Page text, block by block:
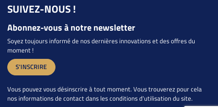
SUIVEZ-NOUS !
Abonnez-vous à notre newsletter
Soyez toujours informé de nos dernières innovations et des offres du
moment !
S'INSCRIRE
Vous pouvez vous désinscrire à tout moment. Vous trouverez pour cela
nos informations de contact dans les conditions d'utilisation du site.